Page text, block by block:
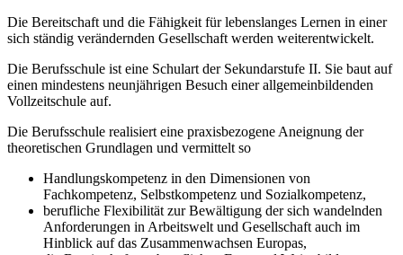
Die Bereitschaft und die Fähigkeit für lebenslanges Lernen in einer
sich ständig verändernden Gesellschaft werden weiterentwickelt.
Die Berufsschule ist eine Schulart der Sekundarstufe II. Sie baut auf
einen mindestens neunjährigen Besuch einer allgemeinbildenden
Vollzeitschule auf.
Die Berufsschule realisiert eine praxisbezogene Aneignung der
theoretischen Grundlagen und vermittelt so
Handlungskompetenz in den Dimensionen von
Fachkompetenz, Selbstkompetenz und Sozialkompetenz,
berufliche Flexibilität zur Bewältigung der sich wandelnden
Anforderungen in Arbeitswelt und Gesellschaft auch im
Hinblick auf das Zusammenwachsen Europas,